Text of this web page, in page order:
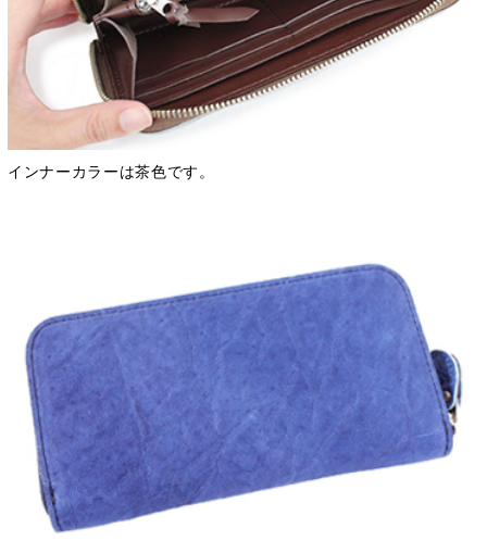
インナーカラーは茶色です。